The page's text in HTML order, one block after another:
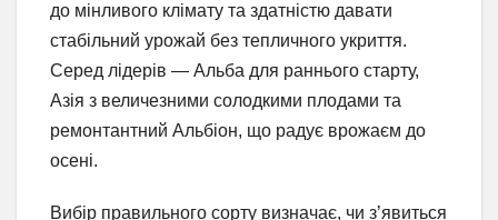
до мінливого клімату та здатністю давати
стабільний урожай без тепличного укриття.
Серед лідерів — Альба для раннього старту,
Азія з величезними солодкими плодами та
ремонтантний Альбіон, що радує врожаєм до
осені.
Вибір правильного сорту визначає, чи з’явиться